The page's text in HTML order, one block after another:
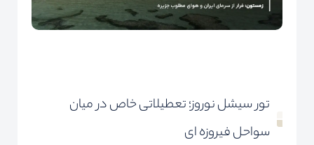
تور سیشل نوروز؛ تعطیلاتی خاص در میان
سواحل فیروزه ای